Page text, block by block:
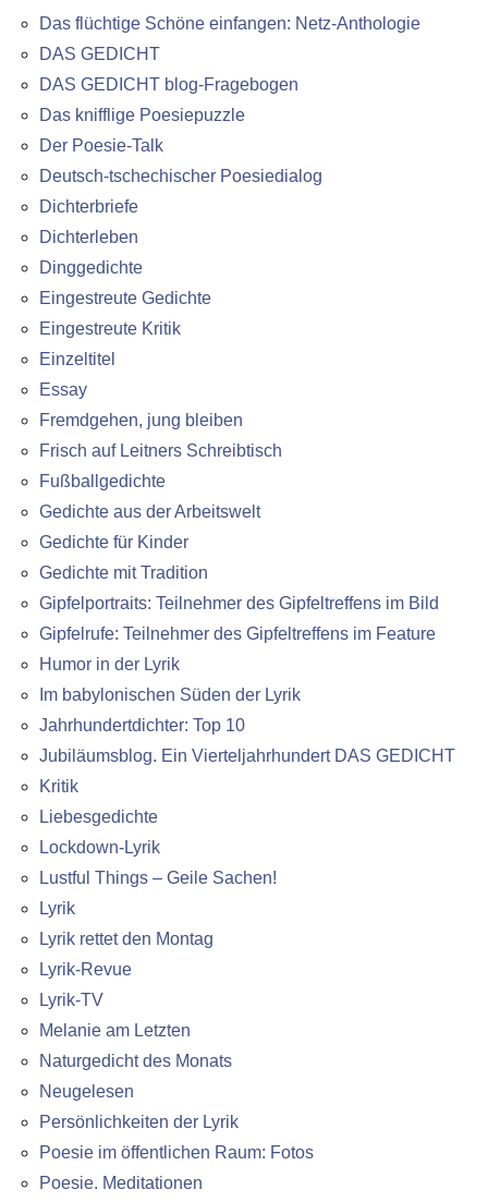
Das flüchtige Schöne einfangen: Netz-Anthologie
DAS GEDICHT
DAS GEDICHT blog-Fragebogen
Das knifflige Poesiepuzzle
Der Poesie-Talk
Deutsch-tschechischer Poesiedialog
Dichterbriefe
Dichterleben
Dinggedichte
Eingestreute Gedichte
Eingestreute Kritik
Einzeltitel
Essay
Fremdgehen, jung bleiben
Frisch auf Leitners Schreibtisch
Fußballgedichte
Gedichte aus der Arbeitswelt
Gedichte für Kinder
Gedichte mit Tradition
Gipfelportraits: Teilnehmer des Gipfeltreffens im Bild
Gipfelrufe: Teilnehmer des Gipfeltreffens im Feature
Humor in der Lyrik
Im babylonischen Süden der Lyrik
Jahrhundertdichter: Top 10
Jubiläumsblog. Ein Vierteljahrhundert DAS GEDICHT
Kritik
Liebesgedichte
Lockdown-Lyrik
Lustful Things – Geile Sachen!
Lyrik
Lyrik rettet den Montag
Lyrik-Revue
Lyrik-TV
Melanie am Letzten
Naturgedicht des Monats
Neugelesen
Persönlichkeiten der Lyrik
Poesie im öffentlichen Raum: Fotos
Poesie. Meditationen